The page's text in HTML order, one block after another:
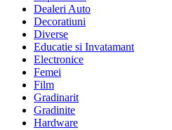
Dealeri Auto
Decoratiuni
Diverse
Educatie si Invatamant
Electronice
Femei
Film
Gradinarit
Gradinite
Hardware